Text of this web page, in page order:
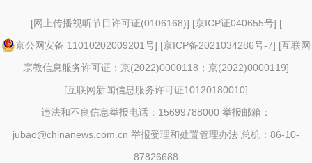
[网上传播视听节目许可证(0106168)] [京ICP证040655号] [
京公网安备 11010202009201号] [京ICP备2021034286号-7] [互联网
宗教信息服务许可证：京(2022)0000118；京(2022)0000119]
[互联网新闻信息服务许可证10120180010]
违法和不良信息举报电话：15699788000 举报邮箱：
jubao@chinanews.com.cn 举报受理和处置管理办法 总机：86-10-
87826688